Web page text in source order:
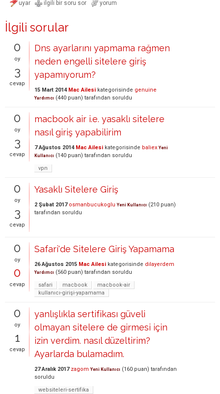
İlgili sorular
0
oy
3
cevap
Dns ayarlarını yapmama rağmen
neden engelli sitelere giriş
yapamıyorum?
15 Mart 2014 Mac Ailesi kategorisinde genuine
Yardımcı (440 puan) tarafından soruldu
0
oy
3
cevap
macbook air i.e. yasaklı sitelere
nasıl giriş yapabilirim
7 Ağustos 2014 Mac Ailesi kategorisinde baliex Yeni
Kullanıcı (140 puan) tarafından soruldu
vpn
0
oy
3
cevap
Yasaklı Sitelere Giriş
2 Şubat 2017 osmanbucukoglu Yeni Kullanıcı (210 puan)
tarafından soruldu
0
oy
0
cevap
Safari'de Sitelere Giriş Yapamama
26 Ağustos 2015 Mac Ailesi kategorisinde dilayerdem
Yardımcı (560 puan) tarafından soruldu
safari
macbook
macbook-air
kullanıcı-girişi-yapamama
0
oy
1
cevap
yanlışlıkla sertifikası güveli
olmayan sitelere de girmesi için
izin verdim. nasıl düzeltirim?
Ayarlarda bulamadım.
27 Aralık 2017 zagom Yeni Kullanıcı (160 puan) tarafından
soruldu
websiteleri-sertifika